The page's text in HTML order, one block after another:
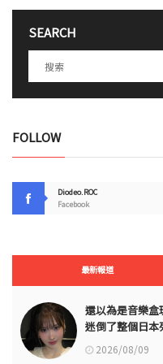
SEARCH
FOLLOW
Diodeo.ROC
Facebook
最新報道
還以為是音樂盒
迷倒了整個日本
2026/08/09